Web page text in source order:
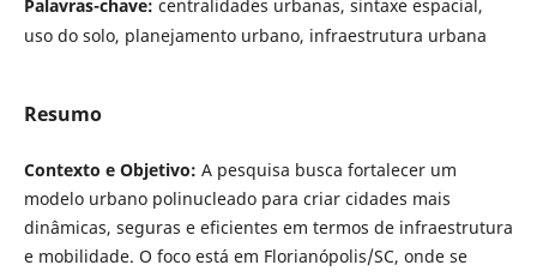
Palavras-chave: centralidades urbanas, sintaxe espacial,
uso do solo, planejamento urbano, infraestrutura urbana
Resumo
Contexto e Objetivo: A pesquisa busca fortalecer um
modelo urbano polinucleado para criar cidades mais
dinâmicas, seguras e eficientes em termos de infraestrutura
e mobilidade. O foco está em Florianópolis/SC, onde se